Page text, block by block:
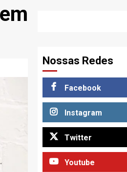
Nossas Redes
Facebook
Instagram
Twitter
Youtube